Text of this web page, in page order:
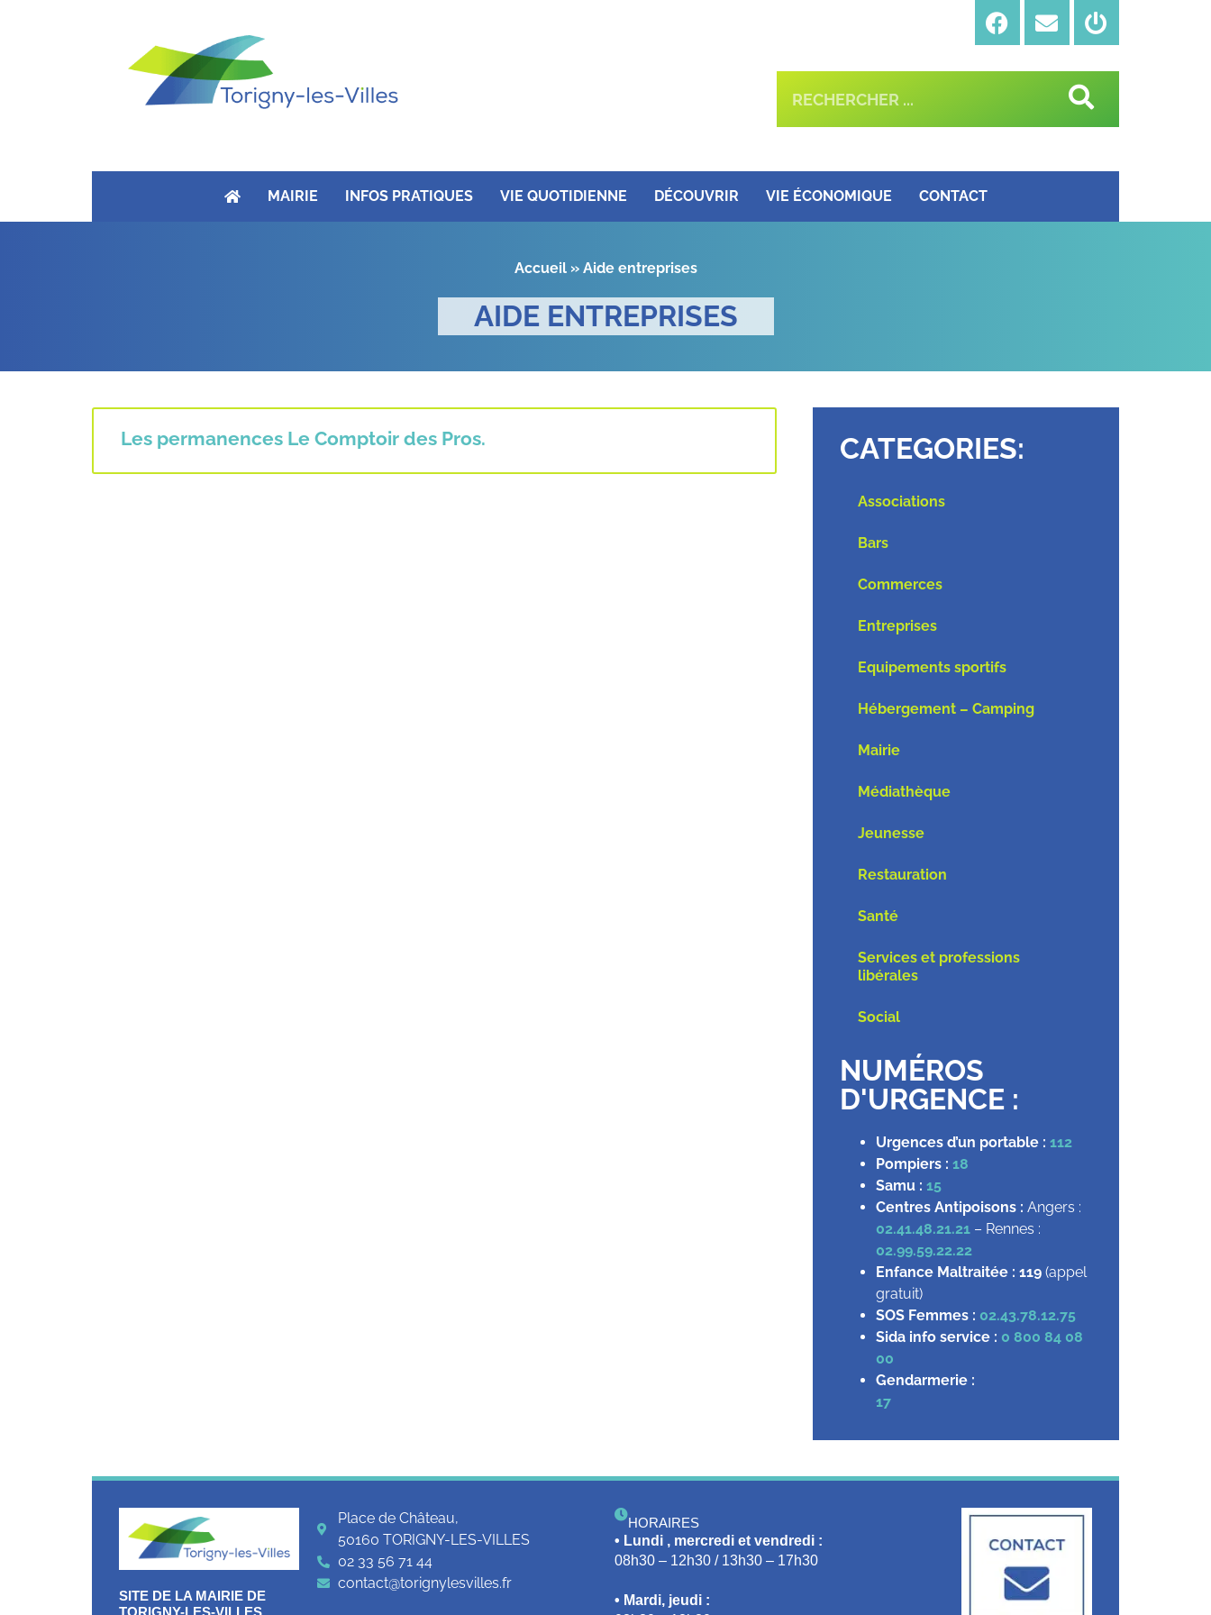
MAIRIE INFOS PRATIQUES VIE QUOTIDIENNE DÉCOUVRIR VIE ÉCONOMIQUE CONTACT
Accueil» Aide entreprises
AIDE ENTREPRISES
Les permanences Le Comptoir des Pros. CATEGORIES:
Associations
Bars
Commerces
Entreprises
Equipements sportifs
Hébergement – Camping
Mairie
Médiathèque
Jeunesse
Restauration
Santé
Services et professions
libérales
Social
NUMÉROS
D'URGENCE :
Urgences d’un portable : 112
Pompiers : 18
Samu : 15
Centres Antipoisons : Angers :
02.41.48.21.21– Rennes :
02.99.59.22.22
Enfance Maltraitée : 119(appel
gratuit)
SOS Femmes : 02.43.78.12.75
Sida info service : 0 800 84 08
00
Gendarmerie :
17
SITE DE LA MAIRIE DE
TORIGNY-LES-VILLES
Place de Château,
50160 TORIGNY-LES-VILLES
02 33 56 71 44
contact@torignylesvilles.fr
HORAIRES
• Lundi , mercredi et vendredi :
08h30 – 12h30 / 13h30 – 17h30
• Mardi, jeudi :